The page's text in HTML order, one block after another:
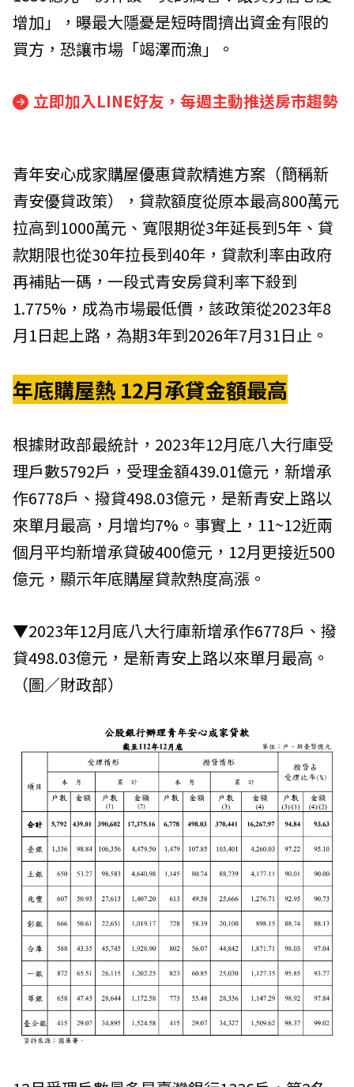
增加」，曝最大隱憂是短時間擠出資金有限的
買方，恐讓市場「竭澤而漁」。
立即加入LINE好友，每週主動推送房市趨勢
青年安心成家購屋優惠貸款精進方案 （簡稱新
青安優貸政策），貸款額度從原本最高800萬元
拉高到1000萬元、寬限期從3年延長到5年、貸
款期限也從30年拉長到40年，貸款利率由政府
再補貼一碼，一段式青安房貸利率下殺到
1.775%，成為市場最低價，該政策從2023年8
月1日起上路，為期3年到2026年7月31日止。
年底購屋熱 12月承貸金額最高
根據財政部最統計，2023年12月底八大行庫受
理戶數5792戶，受理金額439.01億元，新增承
作6778戶、撥貸498.03億元，是新青安上路以
來單月最高，月增均7%。事實上，11~12近兩
個月平均新增承貸破400億元，12月更接近500
億元，顯示年底購屋貸款熱度高漲。
▼2023年12月底八大行庫新增承作6778戶、撥
貸498.03億元，是新青安上路以來單月最高。
（圖／財政部）